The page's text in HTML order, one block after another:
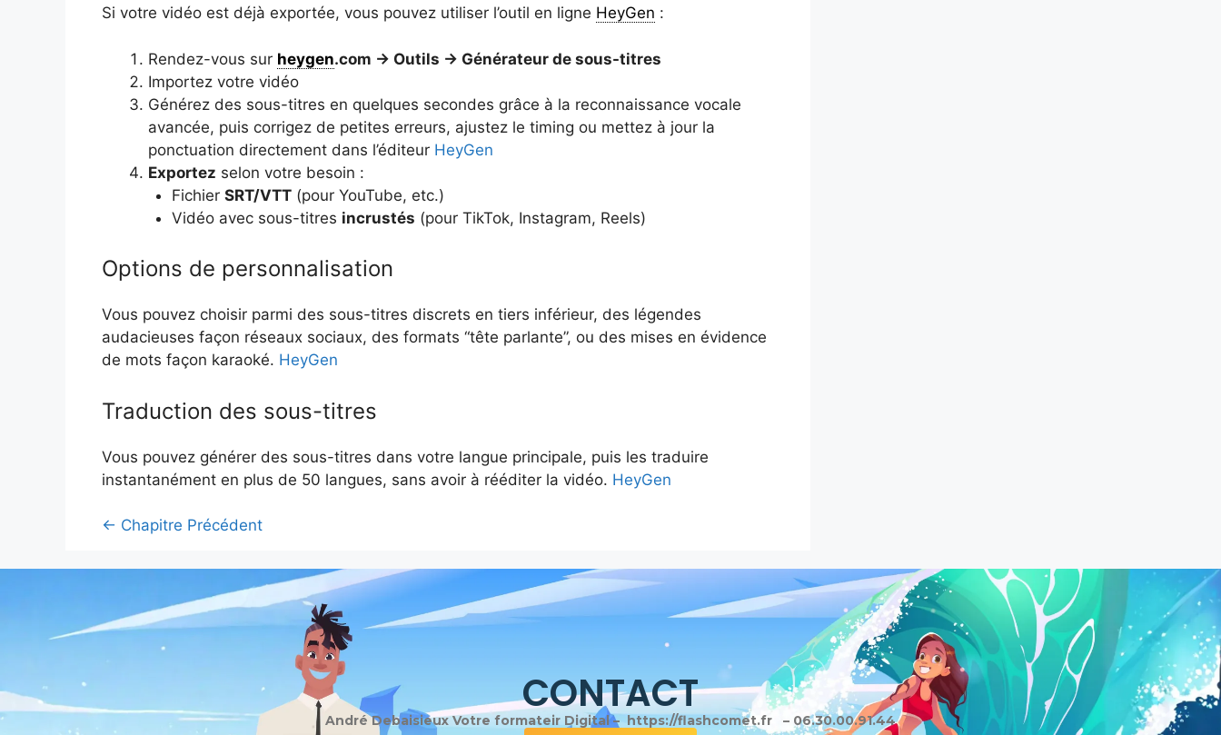
Si votre vidéo est déjà exportée, vous pouvez utiliser l’outil en ligne HeyGen :
Rendez-vous sur heygen.com → Outils → Générateur de sous-titres
Importez votre vidéo
Générez des sous-titres en quelques secondes grâce à la reconnaissance vocale
avancée, puis corrigez de petites erreurs, ajustez le timing ou mettez à jour la
ponctuation directement dans l’éditeur HeyGen
Exportez selon votre besoin :
Fichier SRT/VTT(pour YouTube, etc.)
Vidéo avec sous-titres incrustés (pour TikTok, Instagram, Reels)
Options de personnalisation
Vous pouvez choisir parmi des sous-titres discrets en tiers inférieur, des légendes
audacieuses façon réseaux sociaux, des formats “tête parlante”, ou des mises en évidence
de mots façon karaoké. HeyGen
Traduction des sous-titres
Vous pouvez générer des sous-titres dans votre langue principale, puis les traduire
instantanément en plus de 50 langues, sans avoir à rééditer la vidéo. HeyGen
← Chapitre Précédent
CONTACT
André Debaisieux Votre formateir Digital – https://flashcomet.fr – 06.30.00.91.44